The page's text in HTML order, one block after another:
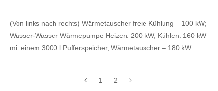
(Von links nach rechts) Wärmetauscher freie Kühlung – 100 kW;
Wasser-Wasser Wärmepumpe Heizen: 200 kW, Kühlen: 160 kW
mit einem 3000 l Pufferspeicher, Wärmetauscher – 180 kW
1 2